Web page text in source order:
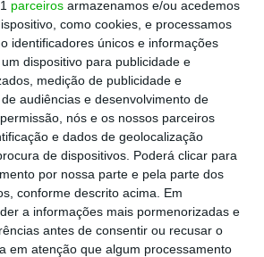
parceiros armazenamos e/ou acedemos
como cookies, e processamos
identificadores únicos e informações
dispositivo para publicidade e
medição de publicidade e
audiências e desenvolvimento de
nós e os nossos parceiros
e dados de geolocalização
de dispositivos. Poderá clicar para
por nossa parte e pela parte dos
conforme descrito acima. Em
a informações mais pormenorizadas e
antes de consentir ou recusar o
em atenção que algum processamento
de crise, que levou o BCE a
bancos não continuem as
de balanço e a
não façam reavaliações de
Lusa, fonte oficial do Novo
asregras de contabilidade
a que as posições em
estejam nas contas